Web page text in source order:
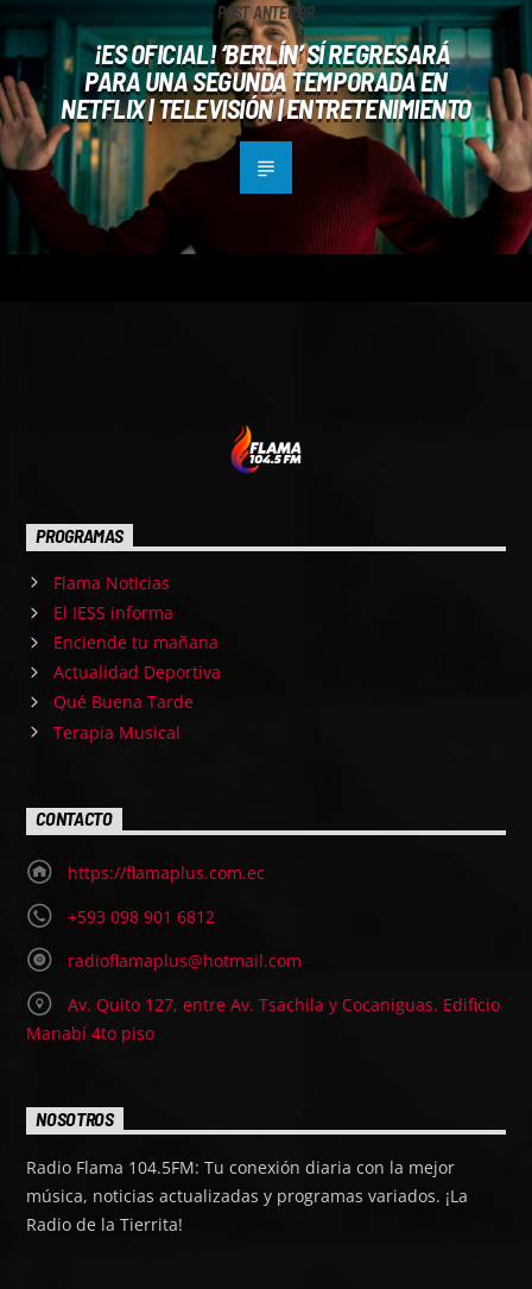
POST ANTERIOR
¡ES OFICIAL! ‘BERLÍN’ SÍ REGRESARÁ
PARA UNA SEGUNDA TEMPORADA EN
NETFLIX | TELEVISIÓN | ENTRETENIMIENTO
PROGRAMAS
Flama Noticias
El IESS informa
Enciende tu mañana
Actualidad Deportiva
Qué Buena Tarde
Terapia Musical
CONTACTO
https://flamaplus.com.ec
+593 098 901 6812
radioflamaplus@hotmail.com
Av. Quito 127, entre Av. Tsachila y Cocaniguas. Edificio
Manabí 4to piso
NOSOTROS
Radio Flama 104.5FM: Tu conexión diaria con la mejor
música, noticias actualizadas y programas variados. ¡La
Radio de la Tierrita!